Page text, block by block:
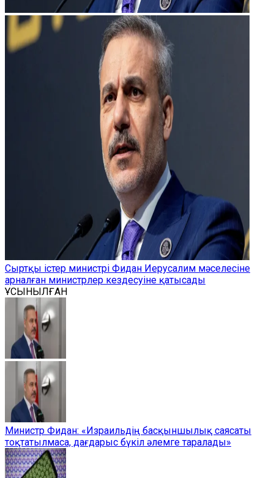
Сыртқы істер министрі Фидан Иерусалим мәселесіне
арналған министрлер кездесуіне қатысады
ҰСЫНЫЛҒАН
Министр Фидан: «Израильдің басқыншылық саясаты
тоқтатылмаса, дағдарыс бүкіл әлемге таралады»